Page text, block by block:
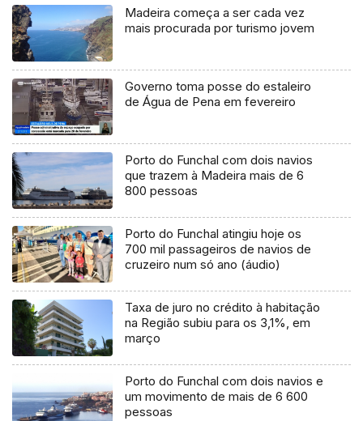
Madeira começa a ser cada vez
mais procurada por turismo jovem
Governo toma posse do estaleiro
de Água de Pena em fevereiro
Porto do Funchal com dois navios
que trazem à Madeira mais de 6
800 pessoas
Porto do Funchal atingiu hoje os
700 mil passageiros de navios de
cruzeiro num só ano (áudio)
Taxa de juro no crédito à habitação
na Região subiu para os 3,1%, em
março
Porto do Funchal com dois navios e
um movimento de mais de 6 600
pessoas